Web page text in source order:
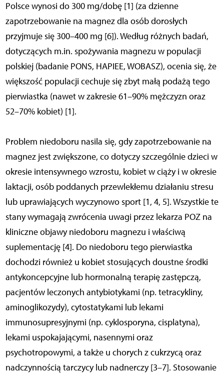
Polsce wynosi do 300 mg/dobę [1] (za dzienne
zapotrzebowanie na magnez dla osób dorosłych
przyjmuje się 300–400 mg [6]). Według różnych badań,
dotyczących m.in. spożywania magnezu w populacji
polskiej (badanie PONS, HAPIEE, WOBASZ), ocenia się, że
większość populacji cechuje się zbyt małą podażą tego
pierwiastka (nawet w zakresie 61–90% mężczyzn oraz
52–70% kobiet) [1].
Problem niedoboru nasila się, gdy zapotrzebowanie na
magnez jest zwiększone, co dotyczy szczególnie dzieci w
okresie intensywnego wzrostu, kobiet w ciąży i w okresie
laktacji, osób poddanych przewlekłemu działaniu stresu
lub uprawiających wyczynowo sport [1, 4, 5]. Wszystkie te
stany wymagają zwrócenia uwagi przez lekarza POZ na
kliniczne objawy niedoboru magnezu i właściwą
suplementację [4]. Do niedoboru tego pierwiastka
dochodzi również u kobiet stosujących doustne środki
antykoncepcyjne lub hormonalną terapię zastępczą,
pacjentów leczonych antybiotykami (np. tetracykliny,
aminoglikozydy), cytostatykami lub lekami
immunosupresyjnymi (np. cyklosporyna, cisplatyna),
lekami uspokajającymi, nasennymi oraz
psychotropowymi, a także u chorych z cukrzycą oraz
nadczynnością tarczycy lub nadnerczy [3–7]. Stosowanie